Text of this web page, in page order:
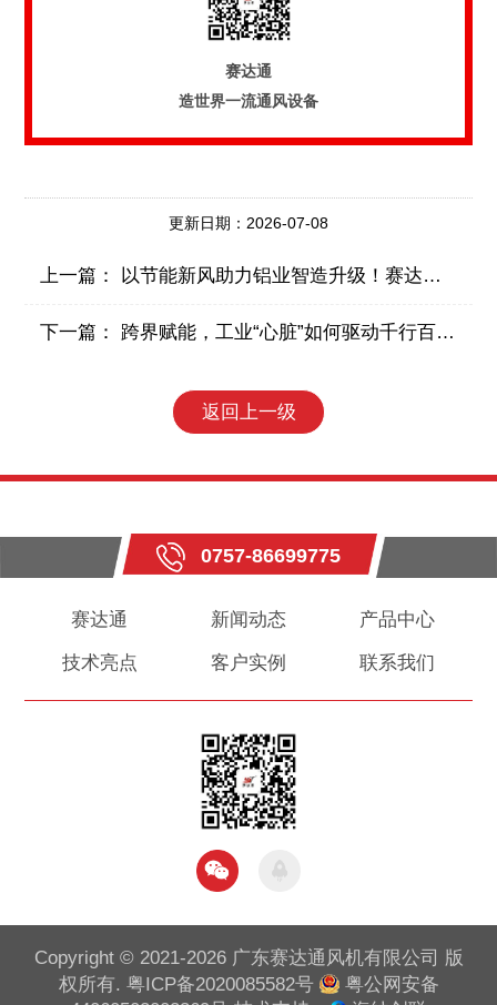
赛达通
造世界一流通风设备
更新日期：2026-07-08
上一篇： 以节能新风助力铝业智造升级！赛达通亮相2026上海铝工业展
下一篇： 跨界赋能，工业“心脏”如何驱动千行百业？
返回上一级
0757-86699775
赛达通 新闻动态 产品中心
技术亮点 客户实例 联系我们
Copyright © 2021-2026 广东赛达通风机有限公司 版
权所有. 粤ICP备2020085582号
粤公网安备